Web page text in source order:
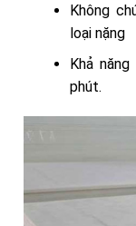
Không
loại nặng
Khả
phút.